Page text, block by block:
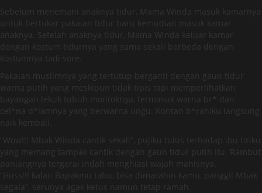
Sebelum menemani anaknya tidur, Mama Winda masuk kamarnya
untuk bertukar pakaian tidur baru kemudian masuk kamar
anaknya. Setelah anaknya tidur, Mama Winda keluar kamar
dengan kostum tidurnya yang sama sekali berbeda dengan
kostumnya tadi sore.
Pakaian muslimnya yang tertutup berganti dengan gaun tidur
warna putih yang meskipun tidak tipis tapi memperlihatkan
bayangan lekuk tubuh montoknya, termasuk warna br* dan
cel*na d*lamnya yang berwarna ungu. Kontan b*rahiku langsung
naik kembali.
“Wow!!! Mbak Winda cantik sekali”, pujiku tulus terhadap ibu tiriku
yang memang tampak cantik dengan gaun tidur putih itu. Rambut
panjangnya tergerai indah menghiasi wajah manisnya.
“Huss!!! kalau Bapakmu tahu, bisa dimarahin kamu, panggil Mbak
segala”, serunya agak ketus namun tetap ramah.